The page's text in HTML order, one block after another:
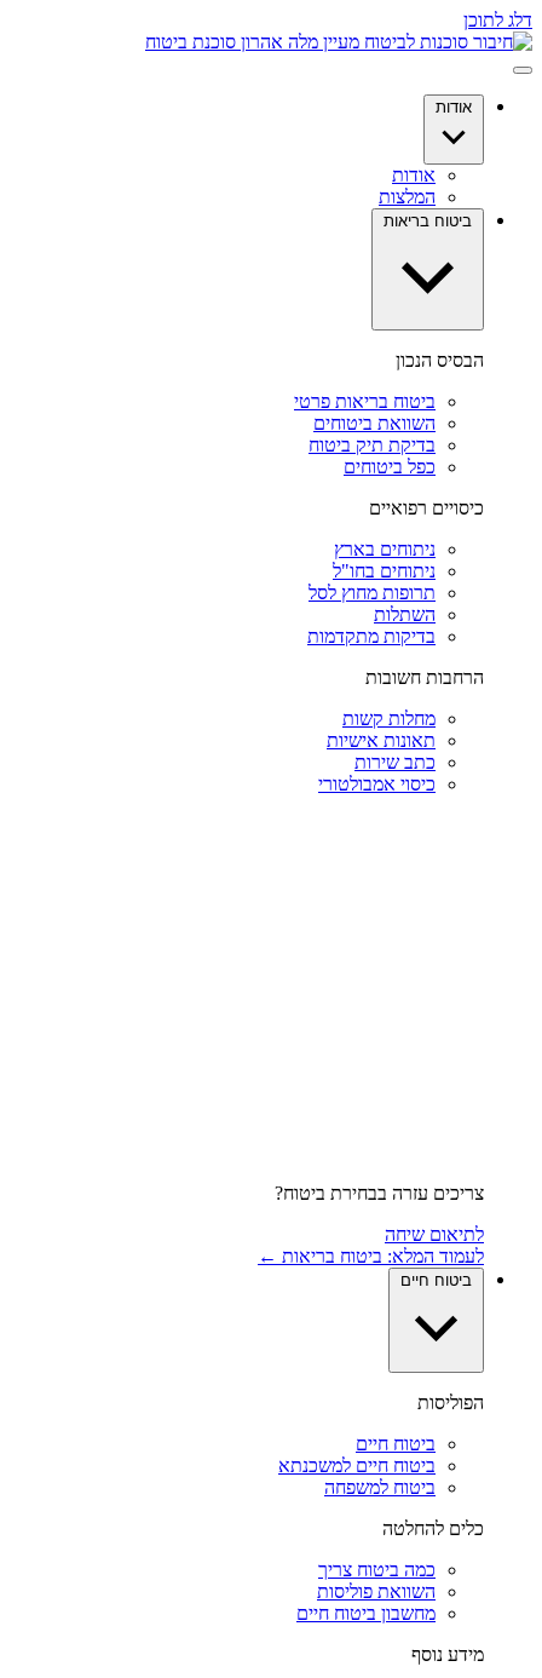
דלג לתוכן
אודות
אודות
המלצות
ביטוח בריאות
הבסיס הנכון
ביטוח בריאות פרטי
השוואת ביטוחים
בדיקת תיק ביטוח
כפל ביטוחים
כיסויים רפואיים
ניתוחים בארץ
ניתוחים בחו"ל
תרופות מחוץ לסל
השתלות
בדיקות מתקדמות
הרחבות חשובות
מחלות קשות
תאונות אישיות
כתב שירות
כיסוי אמבולטורי
צריכים עזרה בבחירת ביטוח?
לתיאום שיחה
לעמוד המלא: ביטוח בריאות ←
ביטוח חיים
הפוליסות
ביטוח חיים
ביטוח חיים למשכנתא
ביטוח למשפחה
כלים להחלטה
כמה ביטוח צריך
השוואת פוליסות
מחשבון ביטוח חיים
מידע נוסף